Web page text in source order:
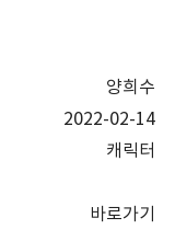
양희수
2022-02-14
캐릭터
바로가기